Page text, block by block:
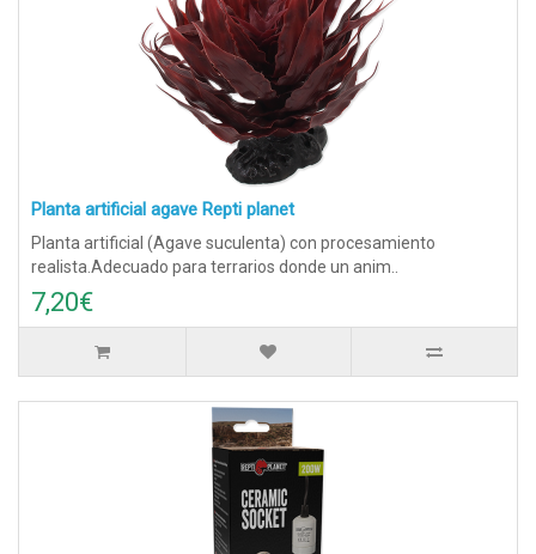
Planta artificial agave Repti planet
Planta artificial (Agave suculenta) con procesamiento
realista.Adecuado para terrarios donde un anim..
7,20€